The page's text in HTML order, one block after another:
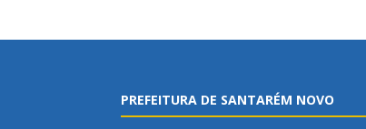
PREFEITURA DE SANTARÉM NOVO